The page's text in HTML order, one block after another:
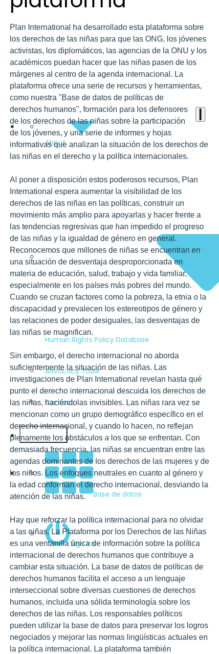
heart
of
the
international
agenda
About
Human Rights Policy Database
Advocacy Tools
Contact
Español
Base de datos
Sign ins
Plan International ha desarrollado esta plataforma sobre
los derechos de las niñas para que las ONG, los jóvenes
activistas, los diplomáticos, las agencias de la ONU y los
académicos puedan hacer que las niñas pasen de los
márgenes al centro de la agenda internacional. La
plataforma ofrece una serie de recursos y herramientas,
como nuestra "Base de datos de políticas de
derechos humanos", formación para los defensores
de los derechos de las niñas sobre la participación
de los jóvenes, y una serie de informes y hojas
informativasque analizan la situación de los derechos de
las niñas en el derecho y la política internacionales.
Al poner a disposición estos poderosos recursos, Plan
International espera aumentar la visibilidad de los
derechos de las niñas en las políticas, construir un
movimiento más amplio para apoyarlas y hacer frente a
las tendencias regresivas que han impedido el progreso
de las niñas y la igualdad de género en general.
Reconocemos que millones de niñas se encuentran en
una situación de desventaja desproporcionada en
materia de educación, salud, trabajo y vida familiar,
especialmente en los países más pobres del mundo.
Cuando se cruzan factores como la pobreza, la etnia o la
discapacidad y prevalecen los estereotipos de género y
las relaciones de poder desiguales, las desventajas de
las niñas se magnifican.
Sin embargo, el derecho internacional no aborda
suficientemente la situación de las niñas. Las
investigaciones de Plan International revelan hasta qué
punto el derecho internacional descuida los derechos de
las niñas, haciéndolas invisibles. Las niñas rara vez se
mencionan como un grupo demográfico específico en el
derecho internacional, y cuando lo hacen, no reflejan
plenamente los obstáculos a los que se enfrentan. Con
demasiada frecuencia, las niñas se encuentran entre las
agendas dominantes de los derechos de las mujeres y de
los niños. Los enfoques neutrales en cuanto al género y
la edad conforman el derecho internacional, desviando la
atención de las niñas.
Hay que reforzar la política internacional para no olvidar
a las niñas. La Plataforma por los Derechos de las Niñas
es una ventanilla única de información sobre la política
internacional de derechos humanos que contribuye a
cambiar esta situación. La base de datos de políticas de
derechos humanos facilita el acceso a un lenguaje
interseccional sobre diversas cuestiones de derechos
humanos, incluida una sólida terminología sobre los
derechos de las niñas. Los responsables políticos
pueden utilizar la base de datos para preservar los logros
negociados y mejorar las normas lingüísticas actuales en
la política internacional. La plataforma también